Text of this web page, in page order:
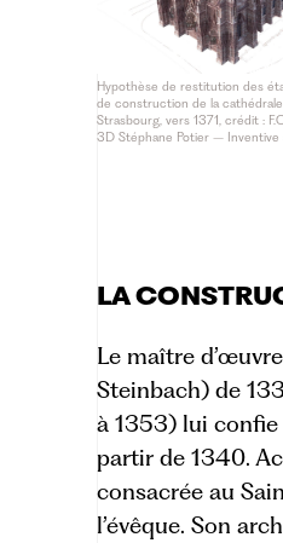
Hypothèse de restitution des
de construction de la
Strasbourg, vers 1371, crédit :
3D Stéphane Potier – Inventive
LA
Le maître d’œuvre
Steinbach) de
à 1353) lui confie
partir de 1340.
consacrée au
l’évêque. Son